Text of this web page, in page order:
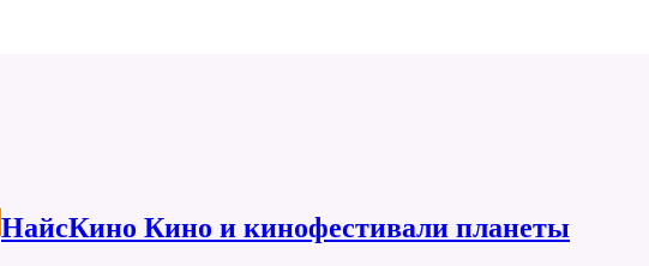
НайсКино Кино и кинофестивали планеты